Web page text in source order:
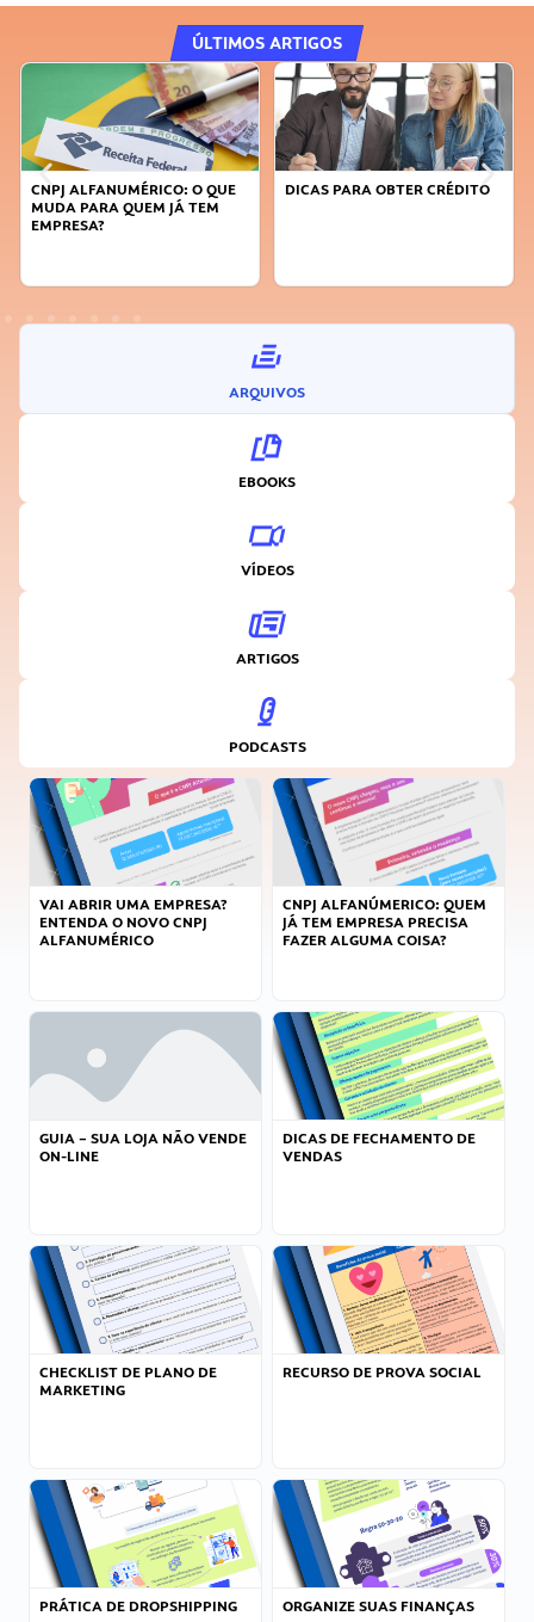
ÚLTIMOS ARTIGOS
DICAS PARA OBTER CRÉDITO
FAÇA A DIFERENÇA: SEJA
ARQUIVOS
EBOOKS
VÍDEOS
ARTIGOS
PODCASTS
VAI ABRIR UMA EMPRESA?
ENTENDA O NOVO CNPJ
ALFANUMÉRICO
CNPJ ALFANÚMERICO: QUEM
JÁ TEM EMPRESA PRECISA
FAZER ALGUMA COISA?
GUIA – SUA LOJA NÃO VENDE
ON-LINE
DICAS DE FECHAMENTO DE
VENDAS
CHECKLIST DE PLANO DE
MARKETING
RECURSO DE PROVA SOCIAL
PRÁTICA DE DROPSHIPPING ORGANIZE SUAS FINANÇAS